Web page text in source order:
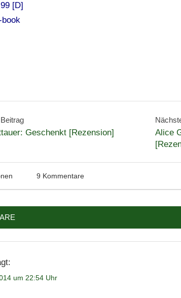
[D]
Geschenkt [Rezension]
Alice
2014 9 Kommentare
um 22:54 Uhr